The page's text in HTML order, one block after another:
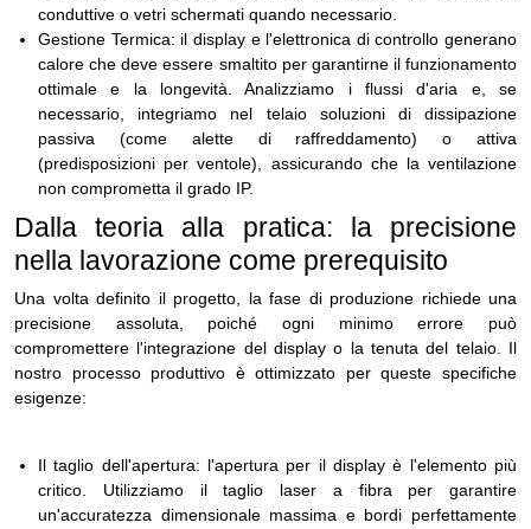
conduttive o vetri schermati quando necessario.
Gestione Termica: il display e l'elettronica di controllo generano
calore che deve essere smaltito per garantirne il funzionamento
ottimale e la longevità. Analizziamo i flussi d'aria e, se
necessario, integriamo nel telaio soluzioni di dissipazione
passiva (come alette di raffreddamento) o attiva
(predisposizioni per ventole), assicurando che la ventilazione
non comprometta il grado IP.
Dalla teoria alla pratica: la precisione
nella lavorazione come prerequisito
Una volta definito il progetto, la fase di produzione richiede una
precisione assoluta, poiché ogni minimo errore può
compromettere l'integrazione del display o la tenuta del telaio. Il
nostro processo produttivo è ottimizzato per queste specifiche
esigenze:
Il taglio dell'apertura: l'apertura per il display è l'elemento più
critico. Utilizziamo il taglio laser a fibra per garantire
un'accuratezza dimensionale massima e bordi perfettamente